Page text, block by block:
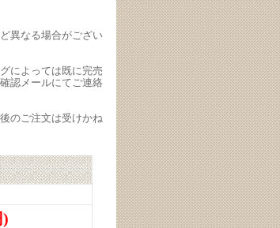
異なる場合がござい
によっては既に完売
認メールにてご連絡
のご注文は受けかね
)